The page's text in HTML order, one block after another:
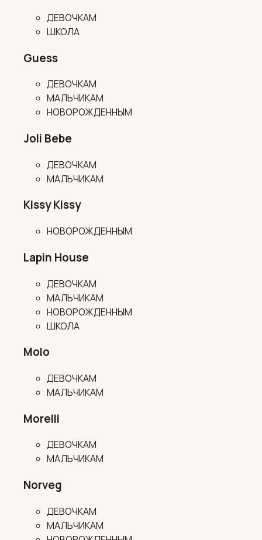
ДЕВОЧКАМ
ШКОЛА
Guess
ДЕВОЧКАМ
МАЛЬЧИКАМ
НОВОРОЖДЕННЫМ
Joli Bebe
ДЕВОЧКАМ
МАЛЬЧИКАМ
Kissy Kissy
НОВОРОЖДЕННЫМ
Lapin House
ДЕВОЧКАМ
МАЛЬЧИКАМ
НОВОРОЖДЕННЫМ
ШКОЛА
Molo
ДЕВОЧКАМ
МАЛЬЧИКАМ
Morelli
ДЕВОЧКАМ
МАЛЬЧИКАМ
Norveg
ДЕВОЧКАМ
МАЛЬЧИКАМ